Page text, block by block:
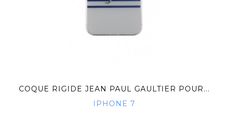
COQUE RIGIDE JEAN PAUL GAULTIER POUR...
IPHONE 7